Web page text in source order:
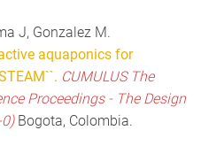
J, Gonzalez M.
aquaponics for
CUMULUS The
Proceedings - The Design
Bogota, Colombia.